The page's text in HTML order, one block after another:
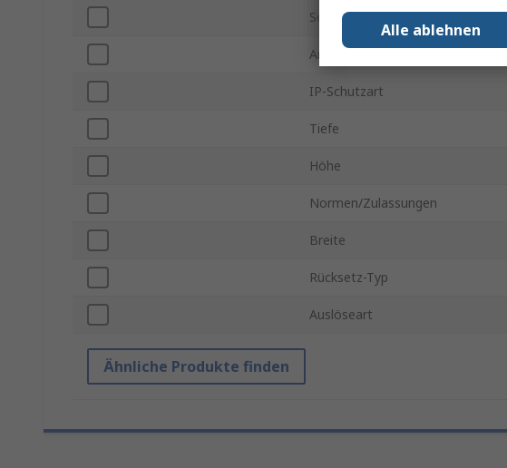
Serie
Anschlusstyp
IP-Schutzart
Tiefe
Höhe
Normen/Zulassungen
Breite
Rücksetz-Typ
Auslöseart
Ähnliche Produkte finden
Alle ablehnen